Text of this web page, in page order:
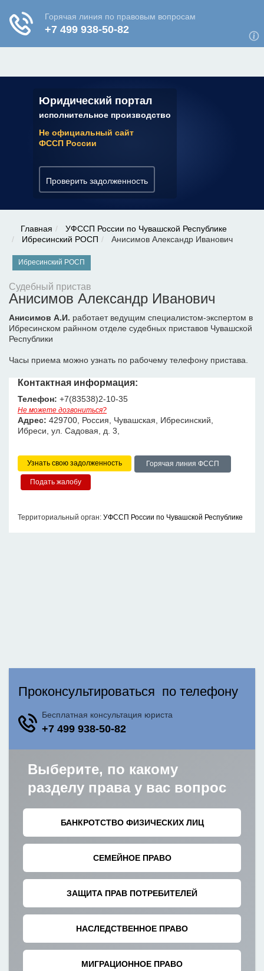
Юридический портал
исполнительное производство
Не официальный сайт
ФССП России
Проверить задолженность
✆ 7 (800) 350-22-64
Главная
УФССП России по Чувашской Республике
Ибресинский РОСП
Анисимов Александр Иванович
Ибресинский РОСП
Судебный пристав
Анисимов Александр Иванович
Анисимов А.И. работает ведущим специалистом-экспертом в
Ибресинском райнном отделе судебных приставов Чувашской
Республики
Часы приема можно узнать по рабочему телефону пристава.
Контактная информация:
Телефон: +7(83538)2-10-35
Не можете дозвониться?
Адрес: 429700, Россия, Чувашская, Ибресинский,
Ибреси, ул. Садовая, д. 3,
Узнать свою задолженность Горячая линия ФССП
Территориальный орган: УФССП России по Чувашской Республике